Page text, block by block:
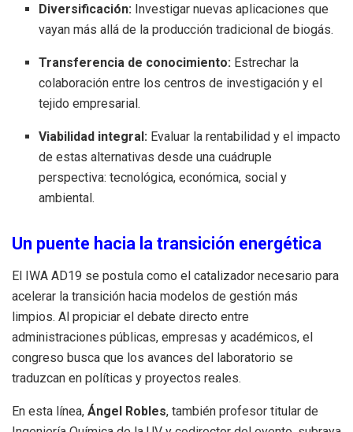
Diversificación: Investigar nuevas aplicaciones que
vayan más allá de la producción tradicional de biogás.
Transferencia de conocimiento: Estrechar la
colaboración entre los centros de investigación y el
tejido empresarial.
Viabilidad integral: Evaluar la rentabilidad y el impacto
de estas alternativas desde una cuádruple
perspectiva: tecnológica, económica, social y
ambiental.
Un puente hacia la transición energética
El IWA AD19 se postula como el catalizador necesario para
acelerar la transición hacia modelos de gestión más
limpios. Al propiciar el debate directo entre
administraciones públicas, empresas y académicos, el
congreso busca que los avances del laboratorio se
traduzcan en políticas y proyectos reales.
En esta línea, Ángel Robles, también profesor titular de